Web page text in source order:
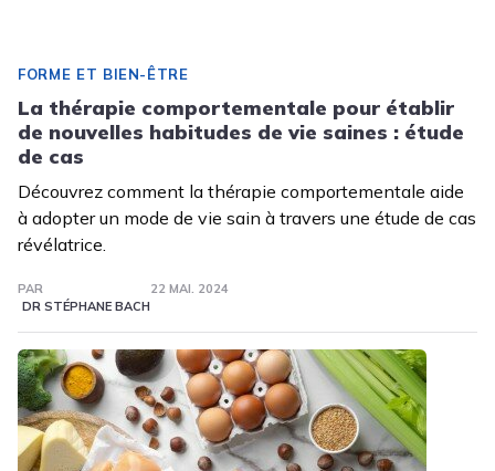
FORME ET BIEN-ÊTRE
La thérapie comportementale pour établir
de nouvelles habitudes de vie saines : étude
de cas
Découvrez comment la thérapie comportementale aide
à adopter un mode de vie sain à travers une étude de cas
révélatrice.
PAR
DR STÉPHANE BACH
22 MAI. 2024